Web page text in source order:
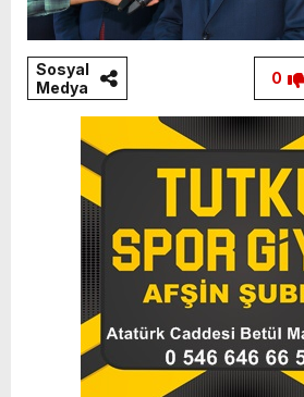
Sosyal
Medya
0